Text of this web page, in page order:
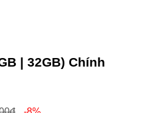
| 32GB) Chính